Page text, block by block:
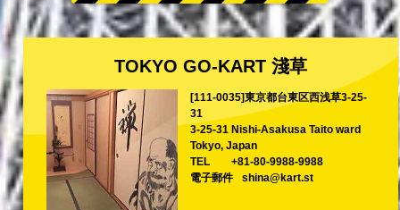
TOKYO GO-KART 淺草
[111-0035]東京都台東区西浅草3-25-
31
3-25-31 Nishi-Asakusa Taito ward
Tokyo, Japan
TEL
+81-80-9988-9988
電子郵件
shina@kart.st